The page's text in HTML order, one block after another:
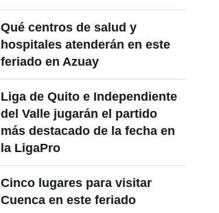
Qué centros de salud y
hospitales atenderán en este
feriado en Azuay
Liga de Quito e Independiente
del Valle jugarán el partido
más destacado de la fecha en
la LigaPro
Cinco lugares para visitar
Cuenca en este feriado